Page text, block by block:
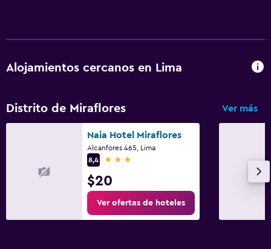
Alojamientos cercanos en Lima
Distrito de Miraflores Ver más
Naia Hotel Miraflores
Alcanfores 465, Lima
8,4
3 estrellas
$20
Ver ofertas de hoteles